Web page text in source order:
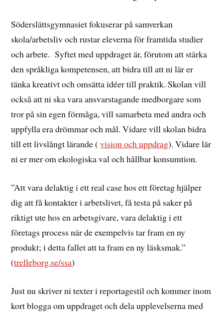
Söderslättsgymnasiet fokuserar på samverkan
skola/arbetsliv och rustar eleverna för framtida studier
och arbete. Syftet med uppdraget är, förutom att stärka
den språkliga kompetensen, att bidra till att ni lär er
tänka kreativt och omsätta idéer till praktik. Skolan vill
också att ni ska vara ansvarstagande medborgare som
tror på sin egen förmåga, vill samarbeta med andra och
uppfylla era drömmar och mål. Vidare vill skolan bidra
till ett livslångt lärande (vision och uppdrag). Vidare lär
ni er mer om ekologiska val och hållbar konsumtion.
”Att vara delaktig i ett real case hos ett företag hjälper
dig att få kontakter i arbetslivet, få testa på saker på
riktigt ute hos en arbetsgivare, vara delaktig i ett
företags process när de exempelvis tar fram en ny
produkt; i detta fallet att ta fram en ny läsksmak.”
(trelleborg.se/ssa)
Just nu skriver ni texter i reportagestil och kommer inom
kort blogga om uppdraget och dela upplevelserna med